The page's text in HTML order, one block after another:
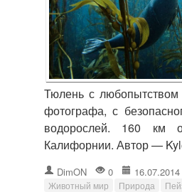
Тюлень с
фотографа, с
водорослей. 160 км
Калифорнии. Автор —
DimON 0
Животный мир Природа